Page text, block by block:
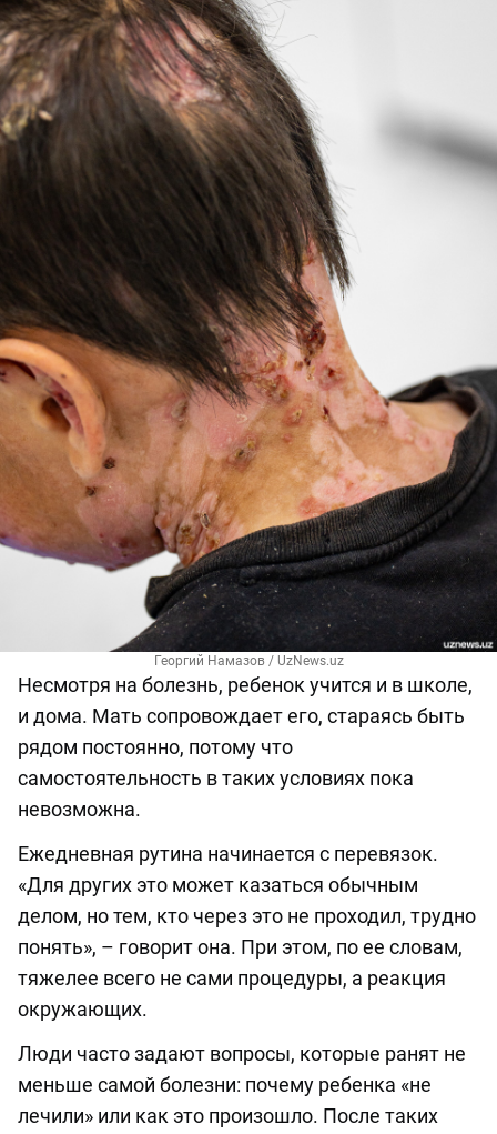
Георгий Намазов / UzNews.uz
Несмотря на болезнь, ребенок учится и в школе,
и дома. Мать сопровождает его, стараясь быть
рядом постоянно, потому что
самостоятельность в таких условиях пока
невозможна.
Ежедневная рутина начинается с перевязок.
«Для других это может казаться обычным
делом, но тем, кто через это не проходил, трудно
понять», – говорит она. При этом, по ее словам,
тяжелее всего не сами процедуры, а реакция
окружающих.
Люди часто задают вопросы, которые ранят не
меньше самой болезни: почему ребенка «не
лечили» или как это произошло. После таких